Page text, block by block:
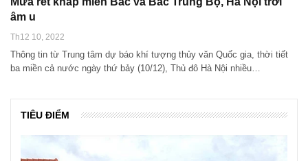
âm u
Th12 10, 2022
Thông tin từ Trung tâm dự báo khí tượng thủy văn Quốc gia, thời tiết
ba miền cả nước ngày thứ bảy (10/12), Thủ đô Hà Nội nhiều…
TIÊU ĐIỂM